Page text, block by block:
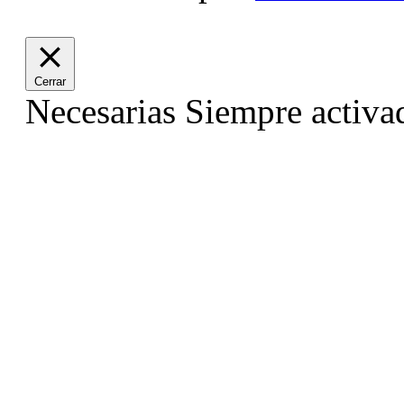
Cerrar
Necesarias Siempre